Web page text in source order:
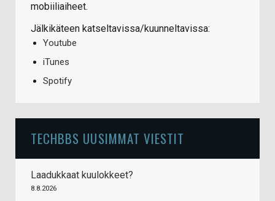
mobiiliaiheet.
Jälkikäteen katseltavissa/kuunneltavissa:
Youtube
iTunes
Spotify
TECHBBS UUSIMMAT VIESTIT
Laadukkaat kuulokkeet?
8.8.2026